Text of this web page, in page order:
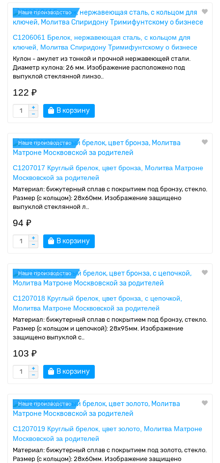
Наше производство
C1206061 Брелок, нержавеющая сталь, с кольцом для
ключей, Молитва Спиридону Тримифунтскому о бизнесе
Кулон - амулет из тонкой и прочной нержавеющей стали.
Диаметр кулона: 26 мм. Изображение расположено под
выпуклой стеклянной линзо..
122 ₽
В корзину
Наше производство
C1207017 Круглый брелок, цвет бронза, Молитва Матроне
Москвовской за родителей
Материал: бижутерный сплав с покрытием под бронзу, стекло.
Размер (с кольцом): 28х60мм. Изображение защищено
выпуклой стеклянной л..
94 ₽
В корзину
Наше производство
C1207018 Круглый брелок, цвет бронза, с цепочкой,
Молитва Матроне Москвовской за родителей
Материал: бижутерный сплав с покрытием под бронзу, стекло.
Размер (с кольцом и цепочкой): 28х95мм. Изображение
защищено выпуклой с..
103 ₽
В корзину
Наше производство
C1207019 Круглый брелок, цвет золото, Молитва Матроне
Москвовской за родителей
Материал: бижутерный сплав с покрытием под золото, стекло.
Размер (с кольцом): 28х60мм. Изображение защищено